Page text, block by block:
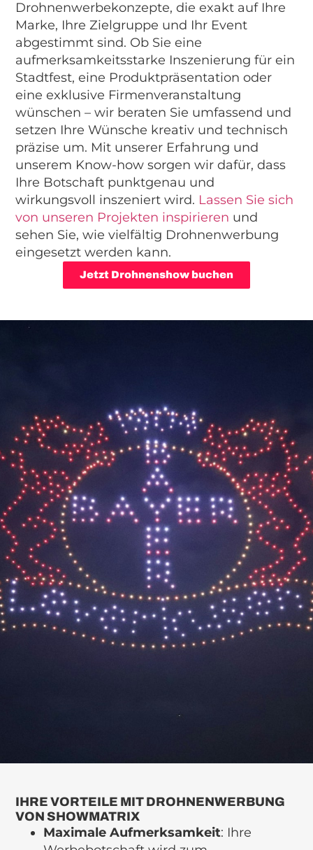
Drohnenwerbekonzepte, die exakt auf Ihre
Marke, Ihre Zielgruppe und Ihr Event
abgestimmt sind. Ob Sie eine
aufmerksamkeitsstarke Inszenierung für ein
Stadtfest, eine Produktpräsentation oder
eine exklusive Firmenveranstaltung
wünschen – wir beraten Sie umfassend und
setzen Ihre Wünsche kreativ und technisch
präzise um. Mit unserer Erfahrung und
unserem Know-how sorgen wir dafür, dass
Ihre Botschaft punktgenau und
wirkungsvoll inszeniert wird. Lassen Sie sich
von unseren Projekten inspirieren und
sehen Sie, wie vielfältig Drohnenwerbung
eingesetzt werden kann.
Jetzt Drohnenshow buchen
IHRE VORTEILE MIT DROHNENWERBUNG
VON SHOWMATRIX
Maximale Aufmerksamkeit: Ihre